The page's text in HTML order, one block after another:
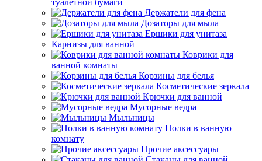
туалетной бумаги
Держатели для фена
Дозаторы для мыла
Ершики для унитаза
Карнизы для ванной
Коврики для
ванной комнаты
Корзины для белья
Косметические зеркала
Крючки для ванной
Мусорные ведра
Мыльницы
Полки в ванную
комнату
Прочие аксессуары